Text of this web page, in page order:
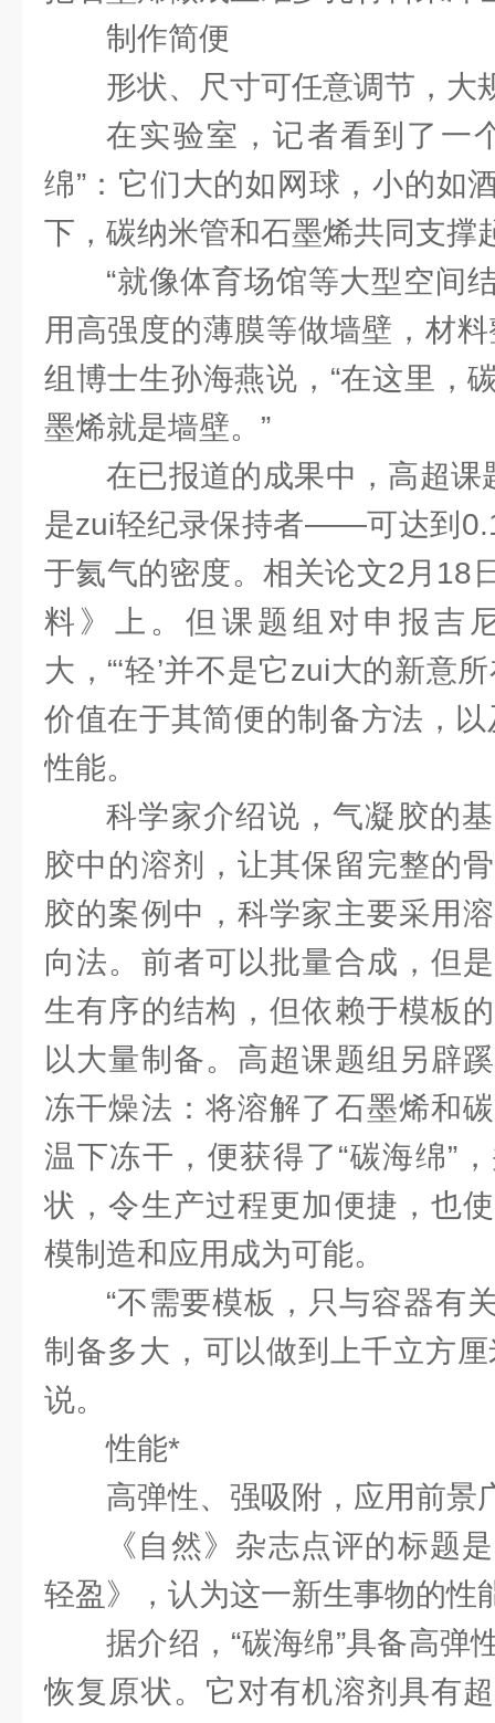
制作简便
形状、尺寸可任意调节，大
在实验室，记者看到了一
绵”：它们大的如网球，小的如
下，碳纳米管和石墨烯共同支撑
“就像体育场馆等大型空间
用高强度的薄膜等做墙壁，材
组博士生孙海燕说，“在这里，
墨烯就是墙壁。”
在已报道的成果中，高超课
是zui轻纪录保持者——可达到
于氦气的密度。相关论文2月18
料》上。但课题组对申报吉
大，“‘轻’并不是它zui大的新意
价值在于其简便的制备方法，
性能。
科学家介绍说，气凝胶的
胶中的溶剂，让其保留完整的
胶的案例中，科学家主要采用
向法。前者可以批量合成，但
生有序的结构，但依赖于模板
以大量制备。高超课题组另辟
冻干燥法：将溶解了石墨烯和
温下冻干，便获得了“碳海绵”
状，令生产过程更加便捷，也
模制造和应用成为可能。
“不需要模板，只与容器有
制备多大，可以做到上千立方
说。
性能*
高弹性、强吸附，应用前景
《自然》杂志点评的标题
轻盈》，认为这一新生事物的性
据介绍，“碳海绵”具备高弹
恢复原状。它对有机溶剂具有